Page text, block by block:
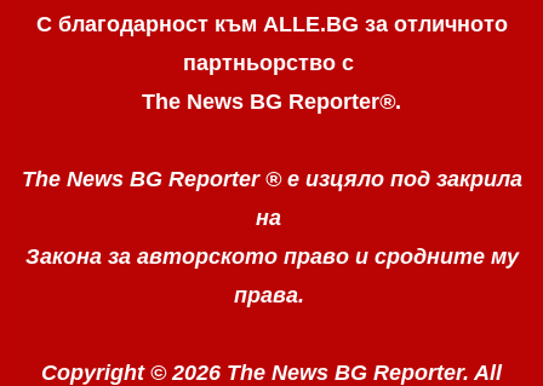
С благодарност към ALLE.BG за отличното
партньорство с
The News BG Reporter®.
The News BG Reporter ® е изцяло под закрила
на
Закона за авторското право и сродните му
права.
Copyright © 2026 The News BG Reporter. All